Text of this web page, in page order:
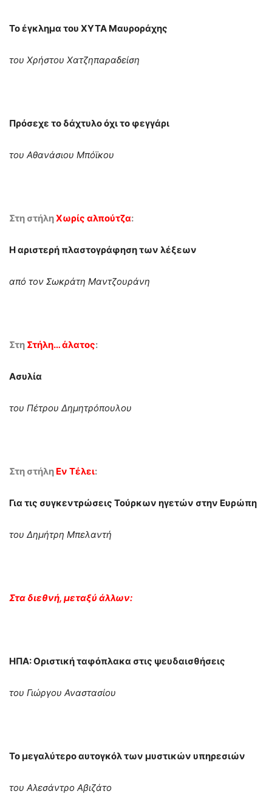
Το έγκλημα του ΧΥΤΑ Μαυροράχης
του Χρήστου Χατζηπαραδείση
Πρόσεχε το δάχτυλο όχι το φεγγάρι
του Αθανάσιου Μπόϊκου
Στη στήληΧωρίς αλπούτζα:
Η αριστερή πλαστογράφηση των λέξεων
από τον Σωκράτη Μαντζουράνη
Στη Στήλη… άλατος:
Ασυλία
του Πέτρου Δημητρόπουλου
Στη στήλη Εν Τέλει:
Για τις συγκεντρώσεις Τούρκων ηγετών στην Ευρώπη
του Δημήτρη Μπελαντή
Στα διεθνή, μεταξύ άλλων:
ΗΠΑ: Οριστική ταφόπλακα στις ψευδαισθήσεις
του Γιώργου Αναστασίου
Το μεγαλύτερο αυτογκόλ των μυστικών υπηρεσιών
του Αλεσάντρο Αβιζάτο